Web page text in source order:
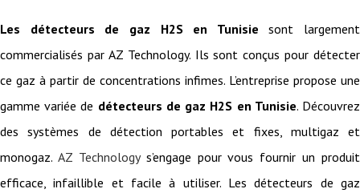
Les détecteurs de gaz H2S en Tunisie sont largement
commercialisés par AZ Technology. Ils sont conçus pour détecter
ce gaz à partir de concentrations infimes. L’entreprise propose une
gamme variée de détecteurs de gaz H2S en Tunisie. Découvrez
des systèmes de détection portables et fixes, multigaz et
monogaz. AZ Technologys’engage pour vous fournir un produit
efficace, infaillible et facile à utiliser. Les détecteurs de gaz